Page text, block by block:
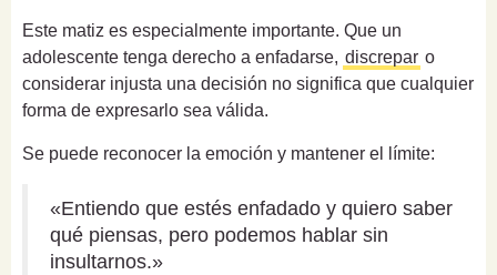
Este matiz es especialmente importante. Que un
adolescente tenga derecho a enfadarse, discrepar o
considerar injusta una decisión no significa que cualquier
forma de expresarlo sea válida.
Se puede reconocer la emoción y mantener el límite:
«Entiendo que estés enfadado y quiero saber
qué piensas, pero podemos hablar sin
insultarnos.»